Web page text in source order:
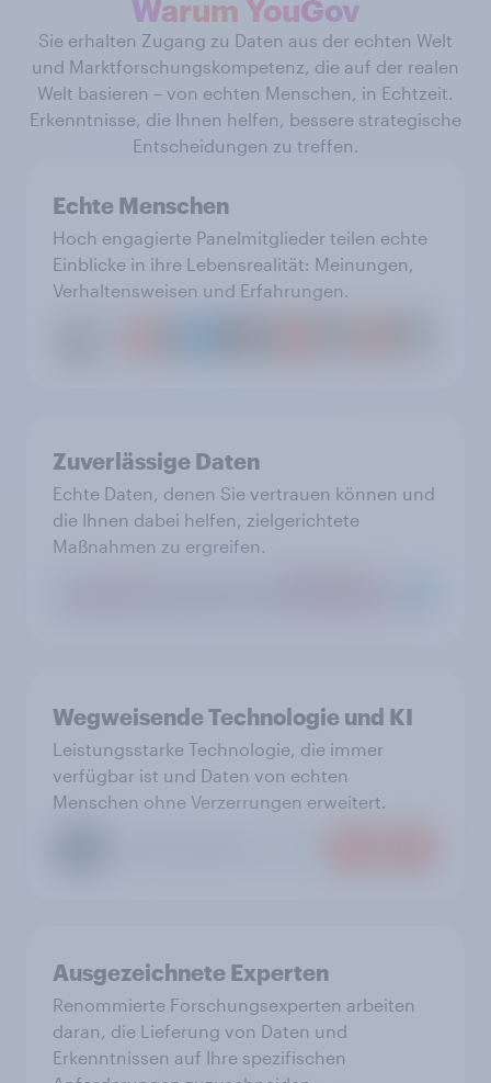
Warum YouGov
Sie erhalten Zugang zu Daten aus der echten Welt
und Marktforschungskompetenz, die auf der realen
Welt basieren – von echten Menschen, in Echtzeit.
Erkenntnisse, die Ihnen helfen, bessere strategische
Entscheidungen zu treffen.
Echte Menschen
Hoch engagierte Panelmitglieder teilen echte
Einblicke in ihre Lebensrealität: Meinungen,
Verhaltensweisen und Erfahrungen.
Zuverlässige Daten
Echte Daten, denen Sie vertrauen können und
die Ihnen dabei helfen, zielgerichtete
Maßnahmen zu ergreifen.
Wegweisende Technologie und KI
Leistungsstarke Technologie, die immer
verfügbar ist und Daten von echten
Menschen ohne Verzerrungen erweitert.
Ausgezeichnete Experten
Renommierte Forschungsexperten arbeiten
daran, die Lieferung von Daten und
Erkenntnissen auf Ihre spezifischen